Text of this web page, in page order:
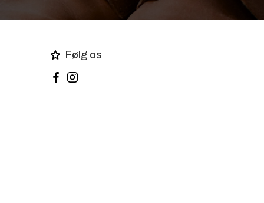
Følg os